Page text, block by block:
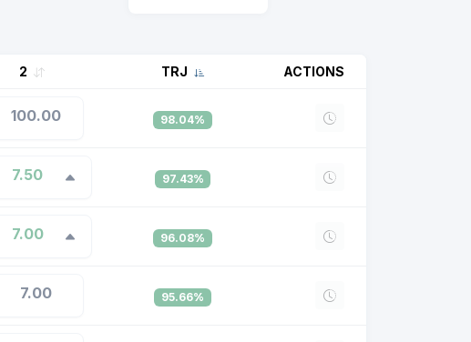
2 TRJ ACTIONS
100.00 98.04%
7.50 97.43%
7.00 96.08%
7.00 95.66%